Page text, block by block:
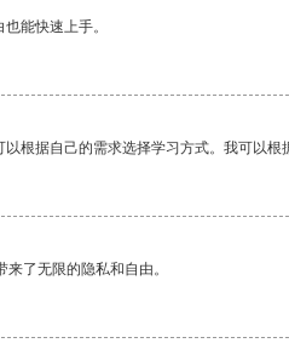
能快速上手。
根据自己的需求选择学习方式。我可以根
了无限的隐私和自由。